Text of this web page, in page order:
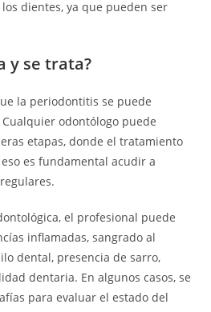
dientes, ya que pueden ser
y se trata?
la periodontitis se puede
odontólogo puede
etapas, donde el tratamiento
es fundamental acudir a
el profesional puede
inflamadas, sangrado al
dental, presencia de sarro,
dentaria. En algunos casos, se
para evaluar el estado del